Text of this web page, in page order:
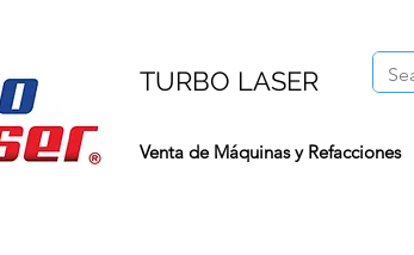
TURBO LASER
Venta de Máquinas y Refacciones